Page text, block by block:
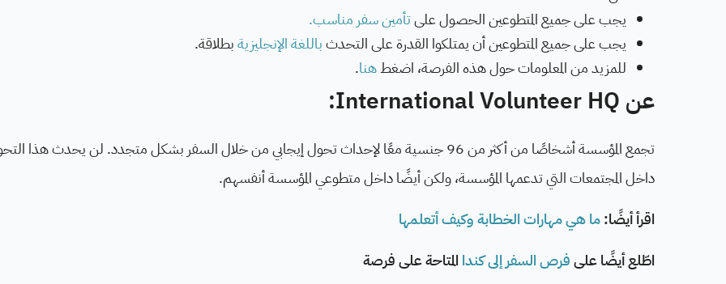
يجب على جميع المتطوعين الحصول علىتأمين سفر مناسب.
يجب على جميع المتطوعين أن يمتلكوا القدرة على التحدثباللغة الإنجليزيةبطلاقة.
للمزيد من المعلومات حول هذه الفرصة، اضغطهنا.
عن International Volunteer HQ:
تجمع المؤسسة أشخاصًا من أكثر من 96 جنسية معًا لإحداث تحول إيجابي من خلال السفر بشكل متجدد. لن يحدث هذا
داخل المجتمعات التي تدعمها المؤسسة، ولكن أيضًا داخل متطوعي المؤسسة أنفسهم.
اقرأ أيضًا:ما هي مهارات الخطابة وكيف أتعلمها
اطّلع أيضًا علىفرص السفر إلى كندا المتاحة على فرصة